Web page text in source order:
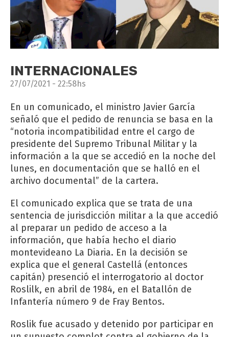
INTERNACIONALES
27/07/2021 - 22:58hs
En un comunicado, el ministro Javier García
señaló que el pedido de renuncia se basa en la
“notoria incompatibilidad entre el cargo de
presidente del Supremo Tribunal Militar y la
información a la que se accedió en la noche del
lunes, en documentación que se halló en el
archivo documental” de la cartera.
El comunicado explica que se trata de una
sentencia de jurisdicción militar a la que accedió
al preparar un pedido de acceso a la
información, que había hecho el diario
montevideano La Diaria. En la decisión se
explica que el general Castellá (entonces
capitán) presenció el interrogatorio al doctor
Roslilk, en abril de 1984, en el Batallón de
Infantería número 9 de Fray Bentos.
Roslik fue acusado y detenido por participar en